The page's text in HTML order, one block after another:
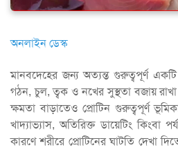
অনলাইন ডেস্ক
মানবদেহের জন্য অত্যন্ত গুরুত্বপূর্ণ
গঠন, চুল, ত্বক ও নখের সুস্থতা বজায়
ক্ষমতা বাড়াতেও প্রোটিন গুরুত্বপূর্ণ
খাদ্যাভ্যাস, অতিরিক্ত ডায়েটিং কিংবা
কারণে শরীরে প্রোটিনের ঘাটতি দেখা